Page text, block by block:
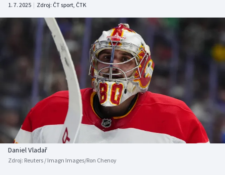
DALŠÍ SPORTY
Americký fotbal
Baseball a softbal
Basketbal
Biatlon
Boby a skeleton
NEPŘEHLÉDNĚTE
Soutěže
Historické návraty
Aplikace ČT sport
AZ kvíz
1. 7. 2025 | Zdroj: ČT sport, ČTK
Daniel Vladař
Zdroj: Reuters / Imagn Images/Ron Chenoy